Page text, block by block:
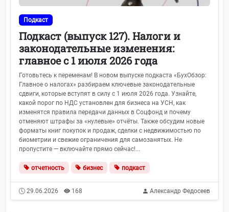
Подкаст
Подкаст (выпуск 127). Налоги и
законодательные изменения:
главное с 1 июля 2026 года
Готовьтесь к переменам! В новом выпуске подкаста «БухОбзор:
Главное о налогах» разбираем ключевые законодательные
сдвиги, которые вступят в силу с 1 июля 2026 года. Узнайте,
какой порог по НДС установлен для бизнеса на УСН, как
изменятся правила передачи данных в Соцфонд и почему
отменяют штрафы за «нулевые» отчёты. Также обсудим новые
форматы книг покупок и продаж, сделки с недвижимостью по
биометрии и свежие ограничения для самозанятых. Не
пропустите — включайте прямо сейчас!...
отчетность бизнес подкаст
29.06.2026 168 Александр Федосеев